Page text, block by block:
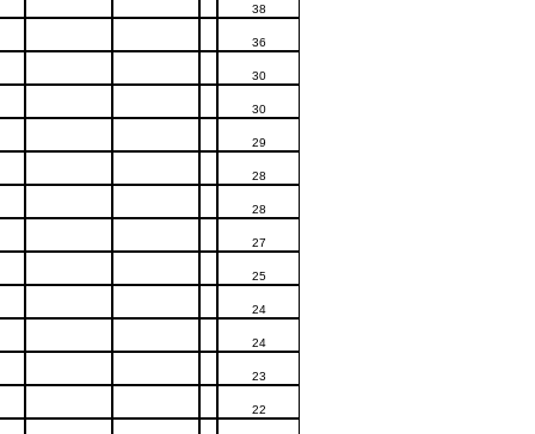
38
36
30
30
29
28
28
27
25
24
24
23
22